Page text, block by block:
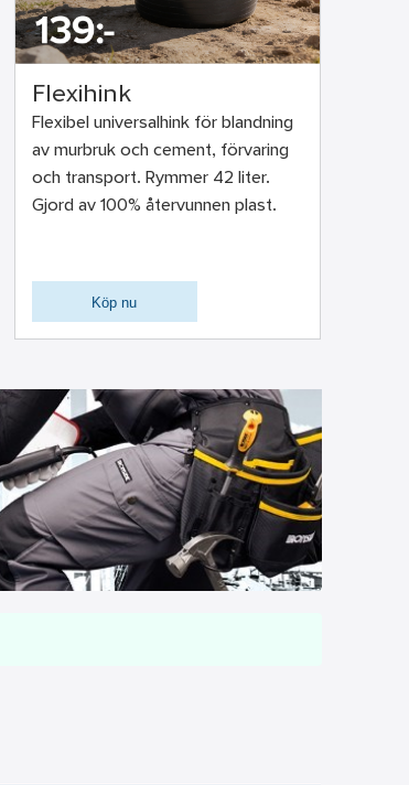
Flexihink
Flexibel universalhink för blandning
av murbruk och cement, förvaring
och transport. Rymmer 42 liter.
Gjord av 100% återvunnen plast.
Köp nu